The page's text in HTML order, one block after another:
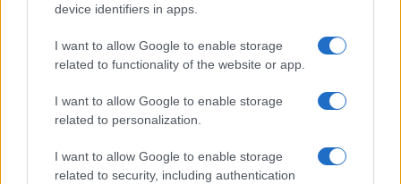
device identifiers in apps.
I want to allow Google to enable storage
related to functionality of the website or app.
I want to allow Google to enable storage
related to personalization.
I want to allow Google to enable storage
related to security, including authentication
Palazzina crollata a Messina: aggiornamenti sulle
Greta Salvati · 2 Ago 2026